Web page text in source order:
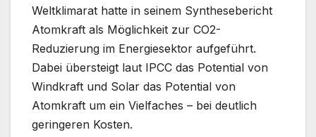
Weltklimarat hatte in seinem Synthesebericht
Atomkraft als Möglichkeit zur CO2-
Reduzierung im Energiesektor aufgeführt.
Dabei übersteigt laut IPCC das Potential von
Windkraft und Solar das Potential von
Atomkraft um ein Vielfaches – bei deutlich
geringeren Kosten.